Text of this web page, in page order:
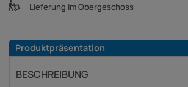
Lieferung im Obergeschoss
Produktpräsentation
BESCHREIBUNG